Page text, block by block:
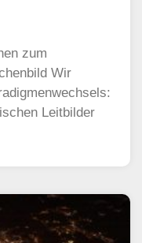
zum
Wir
Leitbilder